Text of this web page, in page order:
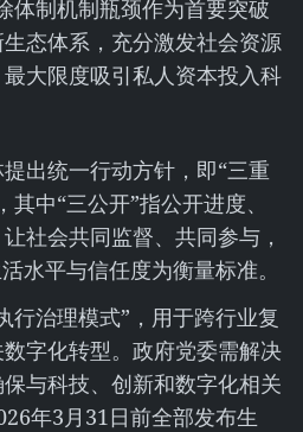
体制机制瓶颈作为首要突破
态体系，充分激发社会资源
大限度吸引私人资本投入科
出统一行动方针，即“三重
中“三公开”指公开进度、
社会共同监督、共同参与，
水平与信任度为衡量标准。
行治理模式”，用于跨行业复
字化转型。政府党委需解决
与科技、创新和数字化相关
年3月31日前全部发布生